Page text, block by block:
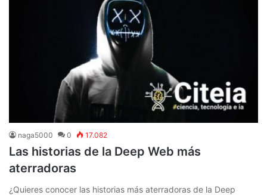
naga5000 0 17.082
Las historias de la Deep Web más
aterradoras
¿Quieres conocer las historias más aterradoras de la Deep